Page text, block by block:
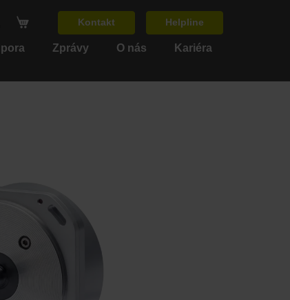
Kontakt Helpline
Zprávy O nás Kariéra